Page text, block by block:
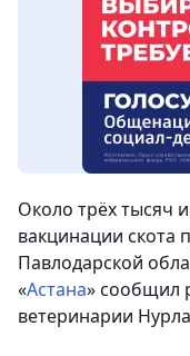
Около трёх тысяч
вакцинации скота
Павлодарской
«Астана» сообщил
ветеринарии